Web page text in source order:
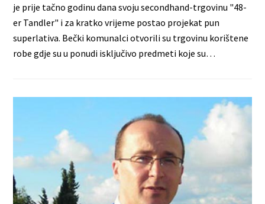
je prije tačno godinu dana svoju secondhand-trgovinu "48-
er Tandler" i za kratko vrijeme postao projekat pun
superlativa. Bečki komunalci otvorili su trgovinu korištene
robe gdje su u ponudi isključivo predmeti koje su…